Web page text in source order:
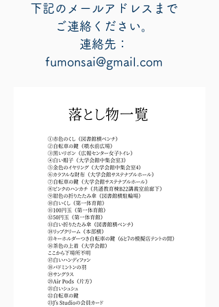
下記のメールアドレスまで
ご連絡ください。
連絡先：
fumonsai@gmail.com